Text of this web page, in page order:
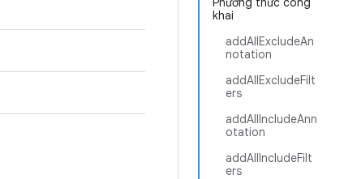
khai
addAllExcludeAn
notation
addAllExcludeFilt
ers
addAllIncludeAnn
otation
addAllIncludeFilt
ers